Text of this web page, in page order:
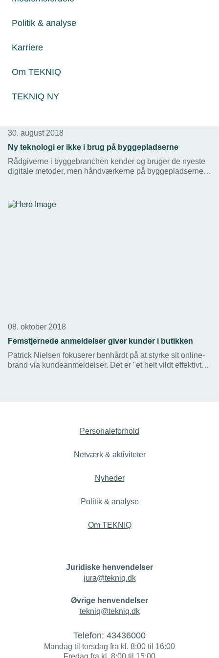
Politik & analyse
Karriere
Om TEKNIQ
TEKNIQ NY
30. august 2018
Ny teknologi er ikke i brug på byggepladserne
Rådgiverne i byggebranchen kender og bruger de nyeste
digitale metoder, men håndværkerne på byggepladserne
08. oktober 2018
Femstjernede anmeldelser giver kunder i butikken
Patrick Nielsen fokuserer benhårdt på at styrke sit online-
brand via kundeanmeldelser. Det er "et helt vildt effektivt
Personaleforhold
Netværk & aktiviteter
Nyheder
Politik & analyse
Om TEKNIQ
Juridiske henvendelser
jura@tekniq.dk
Øvrige henvendelser
tekniq@tekniq.dk
Telefon: 43436000
Mandag til torsdag fra kl. 8:00 til 16:00
Fredag fra kl. 8:00 til 15:00